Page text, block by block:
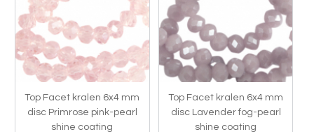
Top Facet kralen 6x4 mm
disc Primrose pink-pearl
shine coating
Top Facet kralen 6x4 mm
disc Lavender fog-pearl
shine coating